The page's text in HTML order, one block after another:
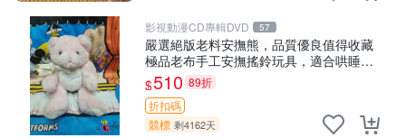
影視動漫CD專輯DVD 57
嚴選絕版老料安撫熊，品質優良值得收藏
極品老布手工安撫搖鈴玩具，適合哄睡寶
貝 超柔老料搖鈴熊，專為孩子設計的安心
伴護 推薦絕版老布製工藝搖鈴熊，可當作
童
$510 89折
折扣碼
競標 剩4162天